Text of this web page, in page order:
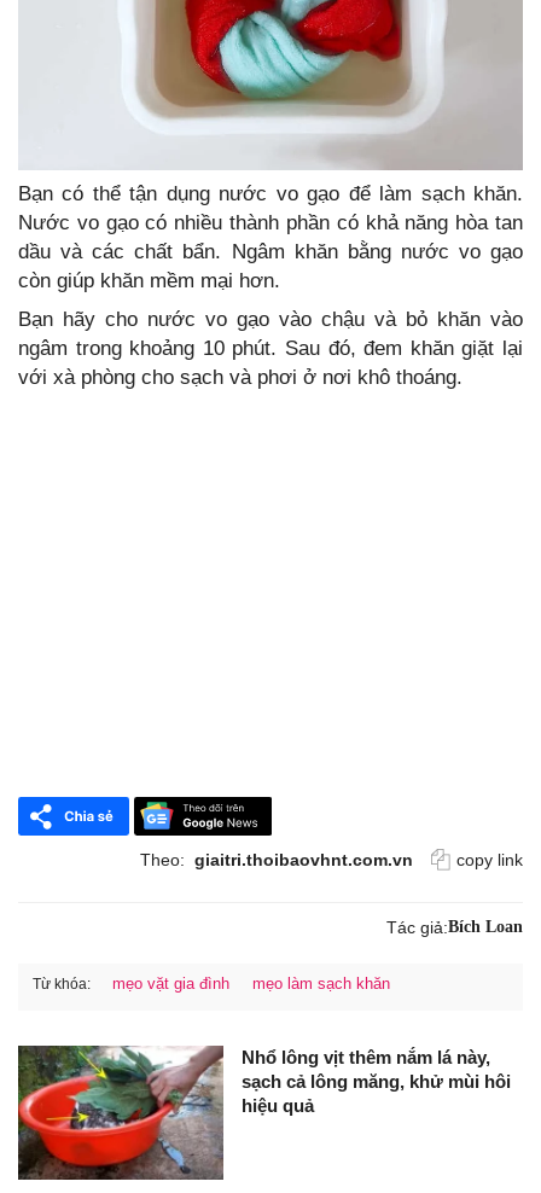
Bạn có thể tận dụng nước vo gạo để làm sạch khăn.
Nước vo gạo có nhiều thành phần có khả năng hòa tan
dầu và các chất bẩn. Ngâm khăn bằng nước vo gạo
còn giúp khăn mềm mại hơn.
Bạn hãy cho nước vo gạo vào chậu và bỏ khăn vào
ngâm trong khoảng 10 phút. Sau đó, đem khăn giặt lại
với xà phòng cho sạch và phơi ở nơi khô thoáng.
Theo: giaitri.thoibaovhnt.com.vn copy link
Tác giả:Bích Loan
Từ khóa: mẹo vặt gia đình mẹo làm sạch khăn
Nhổ lông vịt thêm nắm lá này,
sạch cả lông măng, khử mùi hôi
hiệu quả